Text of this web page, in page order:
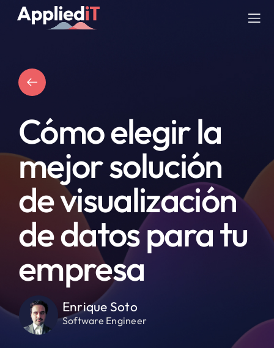
Saltar
SERVICIOS
COMPAÑIA
RECURSOS
BLOG
Cómo elegir la
mejor solución
de visualización
de datos para tu
empresa
Enrique Soto
Software Engineer